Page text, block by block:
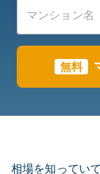
無料
相場を知ってい